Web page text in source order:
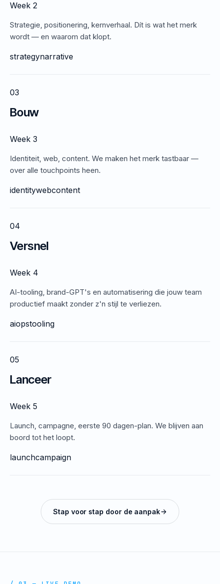
Week 2
Strategie, positionering, kernverhaal. Dít is wat het merk
wordt — en waarom dat klopt.
strategynarrative
03
Bouw
Week 3
Identiteit, web, content. We maken het merk tastbaar —
over alle touchpoints heen.
identitywebcontent
04
Versnel
Week 4
AI-tooling, brand-GPT's en automatisering die jouw team
productief maakt zonder z'n stijl te verliezen.
aiopstooling
05
Lanceer
Week 5
Launch, campagne, eerste 90 dagen-plan. We blijven aan
boord tot het loopt.
launchcampaign
Stap voor stap door de aanpak